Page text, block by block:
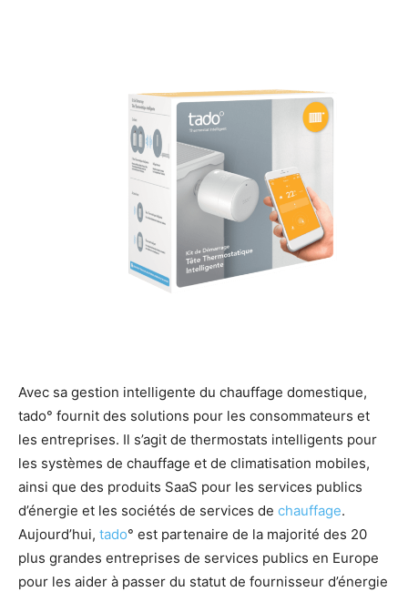
Avec sa gestion intelligente du chauffage domestique,
tado° fournit des solutions pour les consommateurs et
les entreprises. Il s’agit de thermostats intelligents pour
les systèmes de chauffage et de climatisation mobiles,
ainsi que des produits SaaS pour les services publics
d’énergie et les sociétés de services de chauffage.
Aujourd’hui, tado° est partenaire de la majorité des 20
plus grandes entreprises de services publics en Europe
pour les aider à passer du statut de fournisseur d’énergie